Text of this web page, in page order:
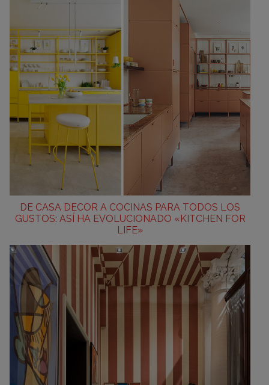
DE CASA DECOR A COCINAS PARA TODOS LOS
GUSTOS: ASÍ HA EVOLUCIONADO «KITCHEN FOR
LIFE»